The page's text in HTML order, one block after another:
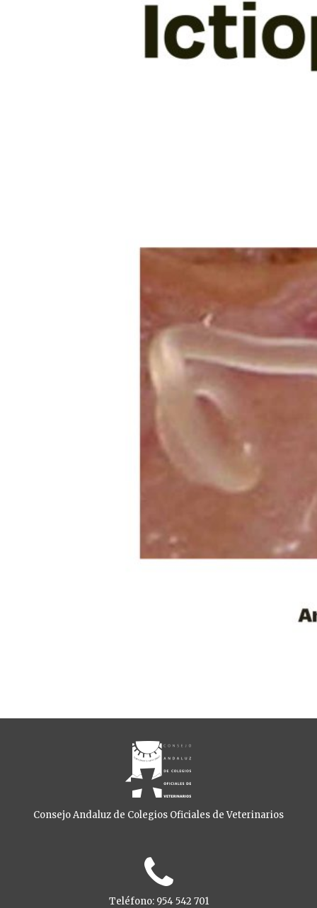
Consejo Andaluz de Colegios Oficiales de Veterinarios
Teléfono: 954 542 701